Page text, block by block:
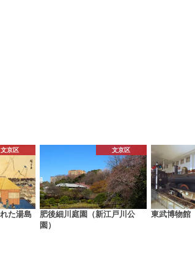
文京区
た湯島
文京区
肥後細川庭園（新江戸川公
園）
東武博物館